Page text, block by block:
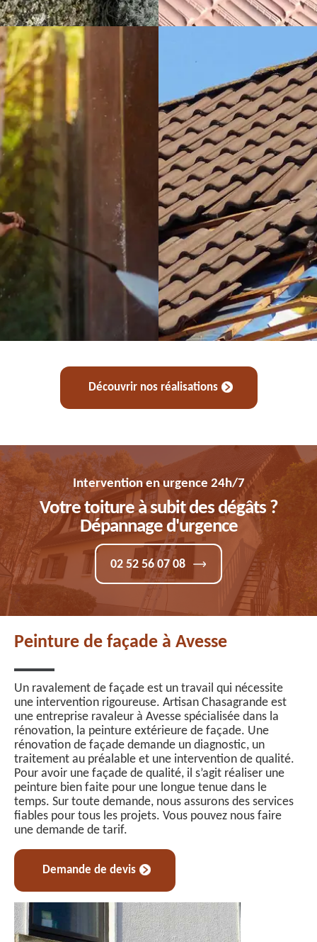
Découvrir nos réalisations
Intervention en urgence 24h/7
Votre toiture à subit des dégâts ?
Dépannage d'urgence
02 52 56 07 08
Peinture de façade à Avesse
Un ravalement de façade est un travail qui nécessite
une intervention rigoureuse. Artisan Chasagrande est
une entreprise ravaleur à Avesse spécialisée dans la
rénovation, la peinture extérieure de façade. Une
rénovation de façade demande un diagnostic, un
traitement au préalable et une intervention de qualité.
Pour avoir une façade de qualité, il s’agit réaliser une
peinture bien faite pour une longue tenue dans le
temps. Sur toute demande, nous assurons des services
fiables pour tous les projets. Vous pouvez nous faire
une demande de tarif.
Demande de devis